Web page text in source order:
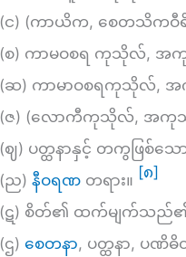
(င) (ကာယိက, စေတသိကဝီ
(စ) ကာမဝစရ ကုသိုလ်,
(ဆ) ကာမာဝစရကုသိုလ်,
(ဇ) (လောကီကုသိုလ်, အကု
(ဈ) ပတ္ထနာနှင့် တကွဖြစ်သေ
(ည) နီဝရဏ တရား။ [၈]
(ဋ) စိတ်၏ ထက်မျက်သည်
(ဌ) စေတနာ, ပတ္ထနာ, ပဏိ